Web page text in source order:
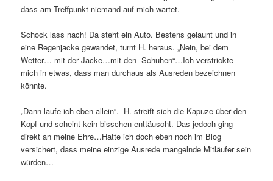
dass am Treffpunkt niemand auf mich wartet.
Schock lass nach! Da steht ein Auto. Bestens gelaunt und in
eine Regenjacke gewandet, turnt H. heraus. „Nein, bei dem
Wetter… mit der Jacke…mit den Schuhen“…Ich verstrickte
mich in etwas, dass man durchaus als Ausreden bezeichnen
könnte.
„Dann laufe ich eben allein“. H. streift sich die Kapuze über den
Kopf und scheint kein bisschen enttäuscht. Das jedoch ging
direkt an meine Ehre…Hatte ich doch eben noch im Blog
versichert, dass meine einzige Ausrede mangelnde Mitläufer sein
würden…